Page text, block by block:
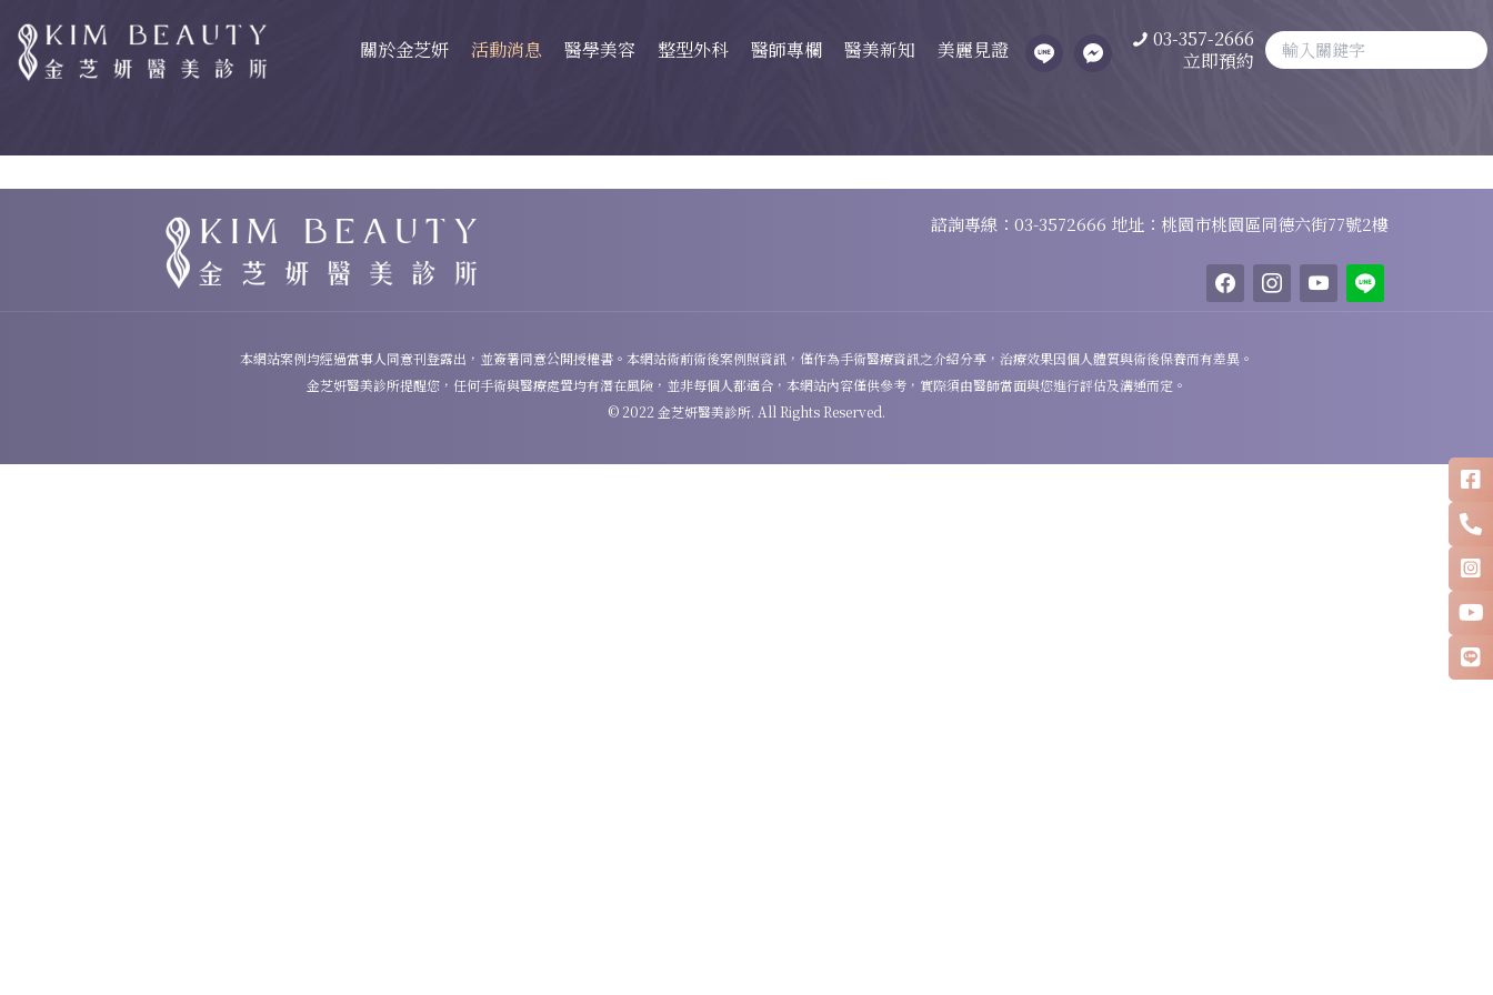
關於金芝妍 活動消息 醫學美容 整型外科 醫師專欄 醫美新知 美麗見證
03-357-2666
立即預約
諮詢專線：03-3572666 地址：桃園市桃園區同德六街77號2樓
facebookinstagramyoutube
line
本網站案例均經過當事人同意刊登露出，並簽署同意公開授權書。本網站術前術後案例照資訊，僅作為手術醫療資訊之介紹分享，治療效果因個人體質與術後保養而有差異。
金芝妍醫美診所提醒您，任何手術與醫療處置均有潛在風險，並非每個人都適合，本網站內容僅供參考，實際須由醫師當面與您進行評估及溝通而定。
© 2022 金芝妍醫美診所. All Rights Reserved.